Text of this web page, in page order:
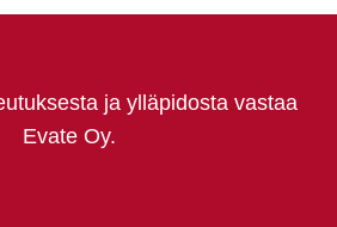
ja ylläpidosta vastaa
Evate Oy.